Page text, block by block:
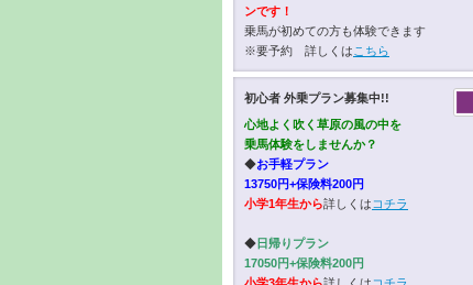
ンです！
乗馬が初めての方も体験できます
※要予約 詳しくは こちら
初心者 外乗プラン募集中!!
心地よく吹く草原の風の中を
乗馬体験をしませんか？
◆お手軽プラン
13750円+保険料200円
小学1年生から詳しくは コチラ
◆日帰りプラン
17050円+保険料200円
小学3年生から詳しくは コチラ